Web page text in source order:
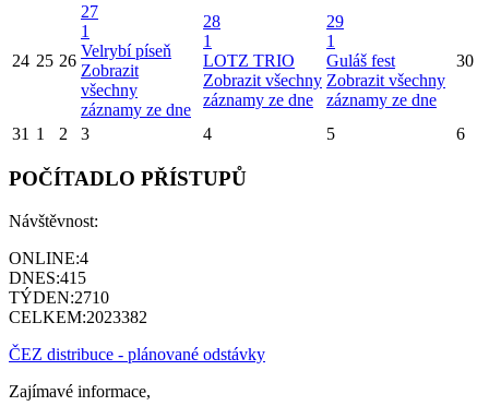
24 25 26
27
1
Velrybí píseň
Zobrazit
všechny
záznamy ze dne
28
1
LOTZ TRIO
Zobrazit všechny
záznamy ze dne
29
1
Guláš fest
Zobrazit všechny
záznamy ze dne
30
31 1 2 3 4 5 6
POČÍTADLO PŘÍSTUPŮ
Návštěvnost:
ONLINE:4
DNES:415
TÝDEN:2710
CELKEM:2023382
ČEZ distribuce - plánované odstávky
Zajímavé informace,